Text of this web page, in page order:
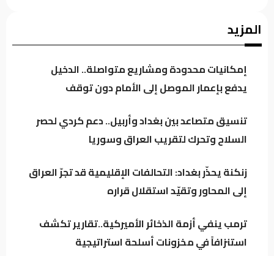
معارض كردي: حكومة بارزاني تفرض “الإقامة
الجبرية” على عدد من رجال الدين
سجن النجف: نوفر 60 جهاز اتصال للنزلاء للتواصل
الأسماك.. أين المعالجات؟
المزيد
إمكانيات محدودة ومشاريع متواصلة.. الدخيل
يدفع بإعمار الموصل إلى الأمام دون توقف
تنسيق متصاعد بين بغداد وأربيل.. دعم كردي لحصر
السلاح وتحرك لتقريب العراق وسوريا
زنكنة يحذّر بغداد: التحالفات الإقليمية قد تجرّ العراق
إلى المحاور وتقيّد استقلال قراره
ترمب ينفي أزمة الذخائر الأميركية..تقارير تكشف
استنزافاً في مخزونات أسلحة استراتيجية